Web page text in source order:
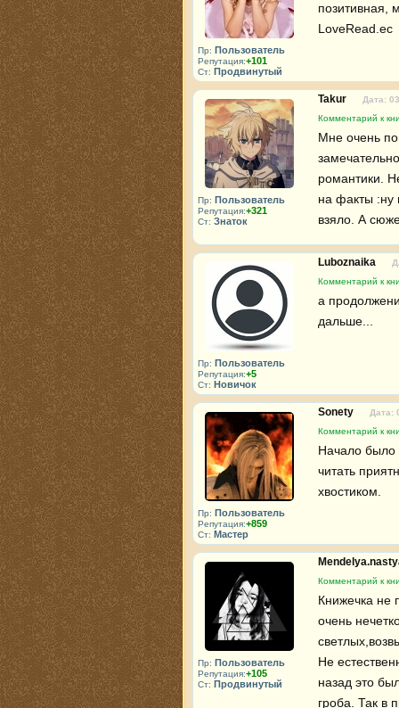
Пр: Пользователь
Репутация:+101
Ст: Продвинутый
позитивная,
LoveRead.ec
Пр: Пользователь
Репутация:+321
Ст: Знаток
Takur
Дата:
Комментарий к
Мне очень
романтики.
на факты :ну
взяло. А
Пр: Пользователь
Репутация:+5
Ст: Новичок
Luboznaika
Комментарий к
а
дальше...
Пр: Пользователь
Репутация:+859
Ст: Мастер
Sonety
Дата:
Комментарий к
Начало было
читать
хвостиком.
Пр: Пользователь
Репутация:+105
Ст: Продвинутый
Комментарий к
Книжечка не
очень
Не
назад это
гроба. Так в